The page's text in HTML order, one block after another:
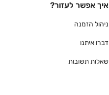
איך אפשר לעזור?
ניהול הזמנה
דברו איתנו
שאלות תשובות